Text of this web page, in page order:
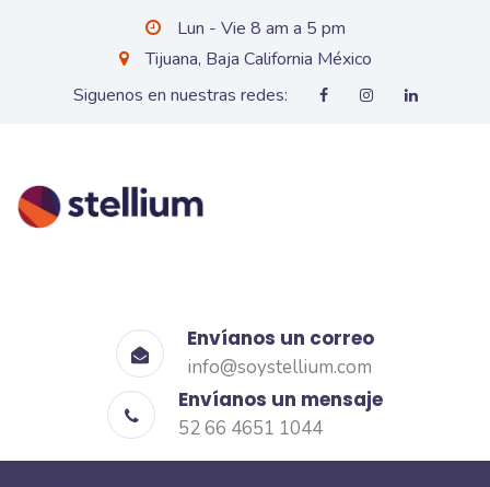
Lun - Vie 8 am a 5 pm
Tijuana, Baja California México
Siguenos en nuestras redes:
Envíanos un correo
info@soystellium.com
Envíanos un mensaje
52 66 4651 1044